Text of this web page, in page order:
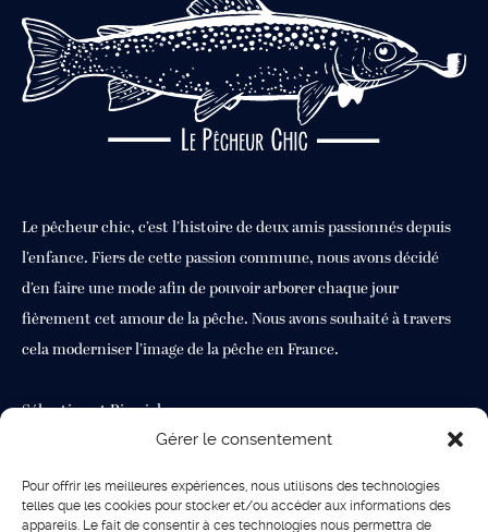
Gérer le consentement
Pour offrir les meilleures expériences, nous utilisons des technologies
telles que les cookies pour stocker et/ou accéder aux informations des
appareils. Le fait de consentir à ces technologies nous permettra de
Le pêcheur chic, c’est l’histoire de deux amis passionnés depuis
l’enfance. Fiers de cette passion commune, nous avons décidé
d’en faire une mode afin de pouvoir arborer chaque jour
fièrement cet amour de la pêche. Nous avons souhaité à travers
cela moderniser l’image de la pêche en France.
Sébastien et Pierrick
Bat : PA 9 9 rue Marcellin Albert Jardin de Vinassan VLA 11110